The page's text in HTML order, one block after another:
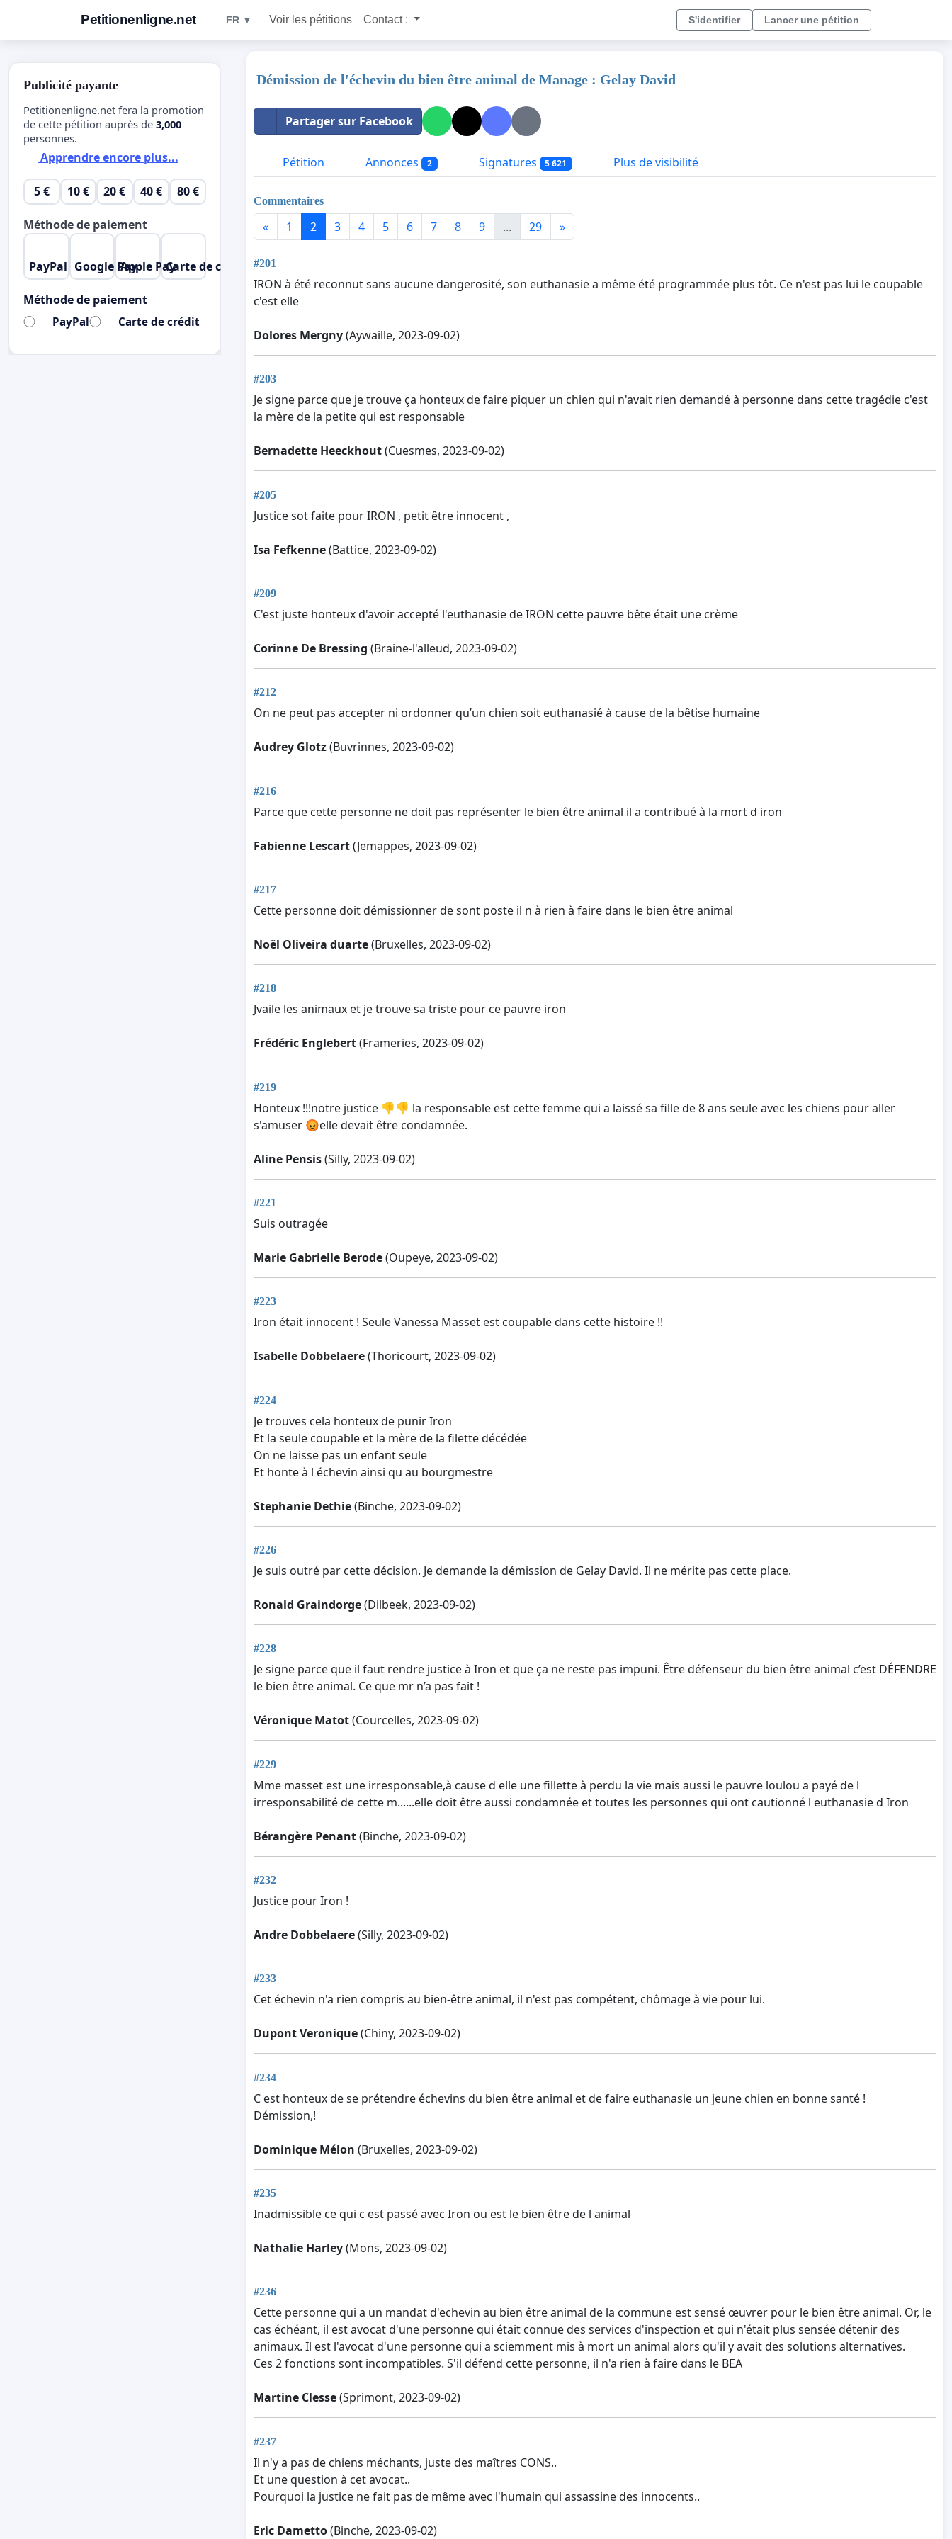
Petitionenligne.net FR ▼ Voir les pétitions Contact : S'identifier Lancer une pétition
Démission de l'échevin du bien être animal de Manage : Gelay David
Partager sur Facebook
Pétition Annonces 2 Signatures 5 621 Plus de visibilité
Commentaires
« 1 2 3 4 5 6 7 8 9 ... 29 »
#201
IRON à été reconnut sans aucune dangerosité, son euthanasie a même été programmée plus tôt. Ce n'est pas lui le coupable
c'est elle
Dolores Mergny(Aywaille, 2023-09-02)
#203
Je signe parce que je trouve ça honteux de faire piquer un chien qui n'avait rien demandé à personne dans cette tragédie c'est
la mère de la petite qui est responsable
Bernadette Heeckhout(Cuesmes, 2023-09-02)
#205
Justice sot faite pour IRON , petit être innocent ,
Isa Fefkenne(Battice, 2023-09-02)
#209
C'est juste honteux d'avoir accepté l'euthanasie de IRON cette pauvre bête était une crème
Corinne De Bressing (Braine-l'alleud, 2023-09-02)
#212
On ne peut pas accepter ni ordonner qu’un chien soit euthanasié à cause de la bêtise humaine
Audrey Glotz(Buvrinnes, 2023-09-02)
#216
Parce que cette personne ne doit pas représenter le bien être animal il a contribué à la mort d iron
Fabienne Lescart(Jemappes, 2023-09-02)
#217
Cette personne doit démissionner de sont poste il n à rien à faire dans le bien être animal
Noël Oliveira duarte(Bruxelles, 2023-09-02)
#218
Jvaile les animaux et je trouve sa triste pour ce pauvre iron
Frédéric Englebert(Frameries, 2023-09-02)
#219
Honteux !!!notre justice 👎👎 la responsable est cette femme qui a laissé sa fille de 8 ans seule avec les chiens pour aller
s'amuser 😡elle devait être condamnée.
Aline Pensis(Silly, 2023-09-02)
#221
Suis outragée
Marie Gabrielle Berode(Oupeye, 2023-09-02)
#223
Iron était innocent ! Seule Vanessa Masset est coupable dans cette histoire !!
Isabelle Dobbelaere(Thoricourt, 2023-09-02)
#224
Je trouves cela honteux de punir Iron
Et la seule coupable et la mère de la filette décédée
On ne laisse pas un enfant seule
Et honte à l échevin ainsi qu au bourgmestre
Stephanie Dethie(Binche, 2023-09-02)
#226
Je suis outré par cette décision. Je demande la démission de Gelay David. Il ne mérite pas cette place.
Ronald Graindorge(Dilbeek, 2023-09-02)
#228
Je signe parce que il faut rendre justice à Iron et que ça ne reste pas impuni. Être défenseur du bien être animal c’est DÉFENDRE
le bien être animal. Ce que mr n’a pas fait !
Véronique Matot(Courcelles, 2023-09-02)
#229
Mme masset est une irresponsable,à cause d elle une fillette à perdu la vie mais aussi le pauvre loulou a payé de l
irresponsabilité de cette m......elle doit être aussi condamnée et toutes les personnes qui ont cautionné l euthanasie d Iron
Bérangère Penant(Binche, 2023-09-02)
#232
Justice pour Iron !
Andre Dobbelaere(Silly, 2023-09-02)
#233
Cet échevin n'a rien compris au bien-être animal, il n'est pas compétent, chômage à vie pour lui.
Dupont Veronique(Chiny, 2023-09-02)
#234
C est honteux de se prétendre échevins du bien être animal et de faire euthanasie un jeune chien en bonne santé !
Démission,!
Dominique Mélon (Bruxelles, 2023-09-02)
#235
Inadmissible ce qui c est passé avec Iron ou est le bien être de l animal
Nathalie Harley(Mons, 2023-09-02)
#236
Cette personne qui a un mandat d'echevin au bien être animal de la commune est sensé œuvrer pour le bien être animal. Or, le
cas échéant, il est avocat d'une personne qui était connue des services d'inspection et qui n'était plus sensée détenir des
animaux. Il est l'avocat d'une personne qui a sciemment mis à mort un animal alors qu'il y avait des solutions alternatives.
Ces 2 fonctions sont incompatibles. S'il défend cette personne, il n'a rien à faire dans le BEA
Martine Clesse(Sprimont, 2023-09-02)
#237
Il n'y a pas de chiens méchants, juste des maîtres CONS..
Et une question à cet avocat..
Pourquoi la justice ne fait pas de même avec l'humain qui assassine des innocents..
Eric Dametto(Binche, 2023-09-02)
Publicité payante
Petitionenligne.net fera la promotion
de cette pétition auprès de 3,000
personnes.
Apprendre encore plus...
5 € 10 € 20 € 40 € 80 €
Méthode de paiement
PayPal Google PayApple PayCarte de crédit
Méthode de paiement
PayPal Carte de crédit